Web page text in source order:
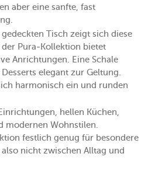
aber eine sanfte, fast
Tisch zeigt sich diese
der Pura-Kollektion bietet
Anrichtungen. Eine Schale
elegant zur Geltung.
harmonisch ein und runden
hellen Küchen,
modernen Wohnstilen.
festlich genug für besondere
nicht zwischen Alltag und